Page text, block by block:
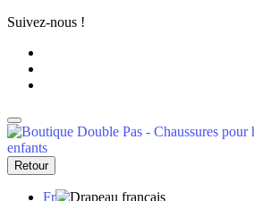
Suivez-nous !
Retour
Fr